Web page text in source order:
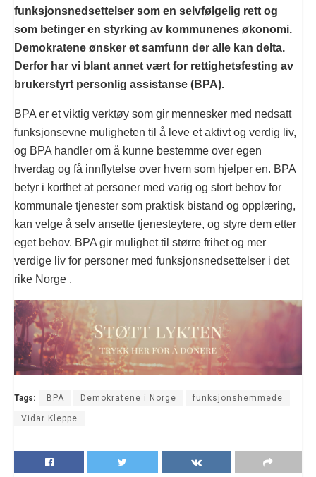
funksjonsnedsettelser som en selvfølgelig rett og
som betinger en styrking av kommunenes økonomi.
Demokratene ønsker et samfunn der alle kan delta.
Derfor har vi blant annet vært for rettighetsfesting av
brukerstyrt personlig assistanse (BPA).
BPA er et viktig verktøy som gir mennesker med nedsatt
funksjonsevne muligheten til å leve et aktivt og verdig liv,
og BPA handler om å kunne bestemme over egen
hverdag og få innflytelse over hvem som hjelper en. BPA
betyr i korthet at personer med varig og stort behov for
kommunale tjenester som praktisk bistand og opplæring,
kan velge å selv ansette tjenesteytere, og styre dem etter
eget behov. BPA gir mulighet til større frihet og mer
verdige liv for personer med funksjonsnedsettelser i det
rike Norge .
Tags: BPA Demokratene i Norge funksjonshemmede
Vidar Kleppe